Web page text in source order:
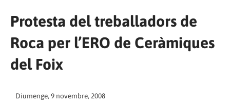
Protesta del treballadors de
Roca per l’ERO de Ceràmiques
del Foix
Diumenge, 9 novembre, 2008